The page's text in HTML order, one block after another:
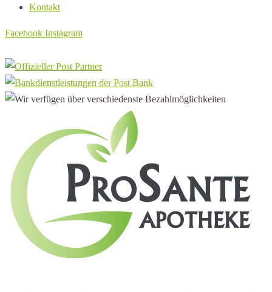
Kontakt
Facebook Instagram